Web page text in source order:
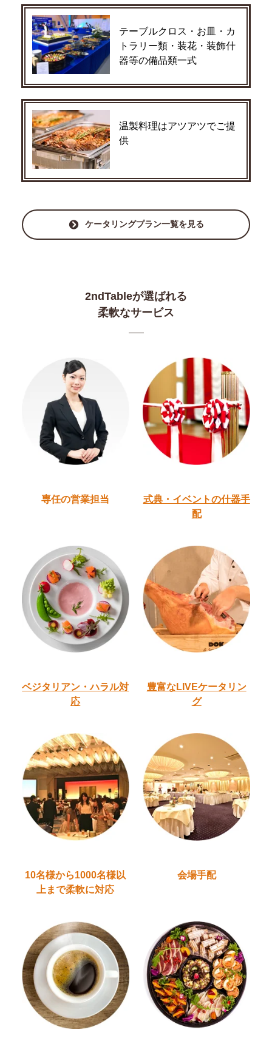
テーブルクロス・お皿・カ
トラリー類・装花・装飾什
器等の備品類一式
温製料理はアツアツでご提
供
ケータリングプラン一覧を見る
2ndTableが選ばれる
柔軟なサービス
専任の営業担当 式典・イベントの什器手
配
ベジタリアン・ハラル対
応
豊富なLIVEケータリン
グ
10名様から1000名様以
上 まで柔軟に対応
会場手配